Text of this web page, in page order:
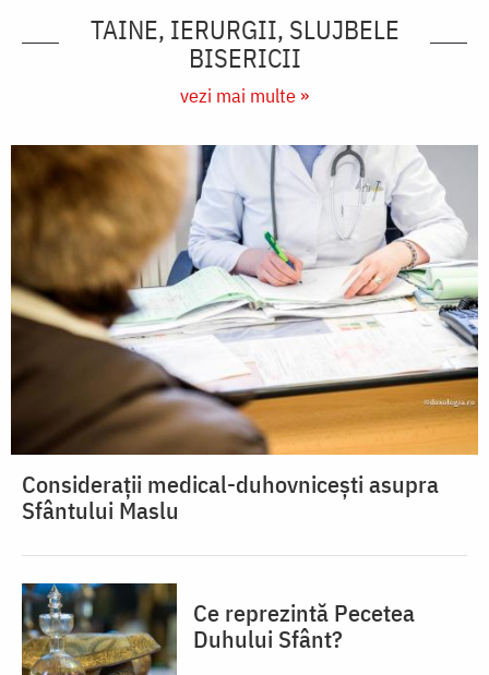
TAINE, IERURGII, SLUJBELE
BISERICII
vezi mai multe »
Considerații medical-duhovnicești asupra
Sfântului Maslu
Ce reprezintă Pecetea
Duhului Sfânt?